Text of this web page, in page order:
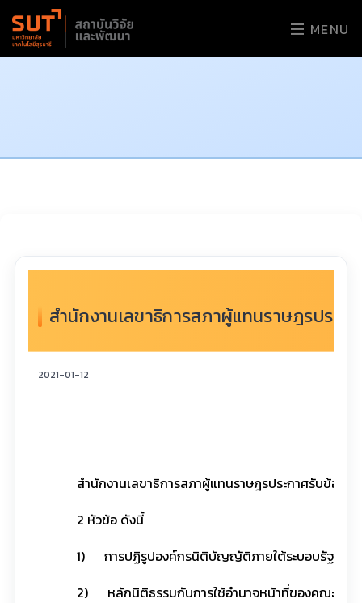
MENU
สำนักงานเลขาธิการสภาผู้แทนราษฎรประ
2021-01-12
สำนักงานเลขาธิการสภาผู้แทนราษฎรประกาศรับข้อเส
2 หัวข้อ ดังนี้
1) การปฏิรูปองค์กรนิติบัญญัติภายใต้ระบอบรัฐธรร
2) หลักนิติธรรมกับการใช้อำนาจหน้าที่ของคณะกรร